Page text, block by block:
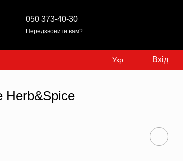
050 373-40-30
Передзвонити вам?
Укр Вхід
Herb&Spice